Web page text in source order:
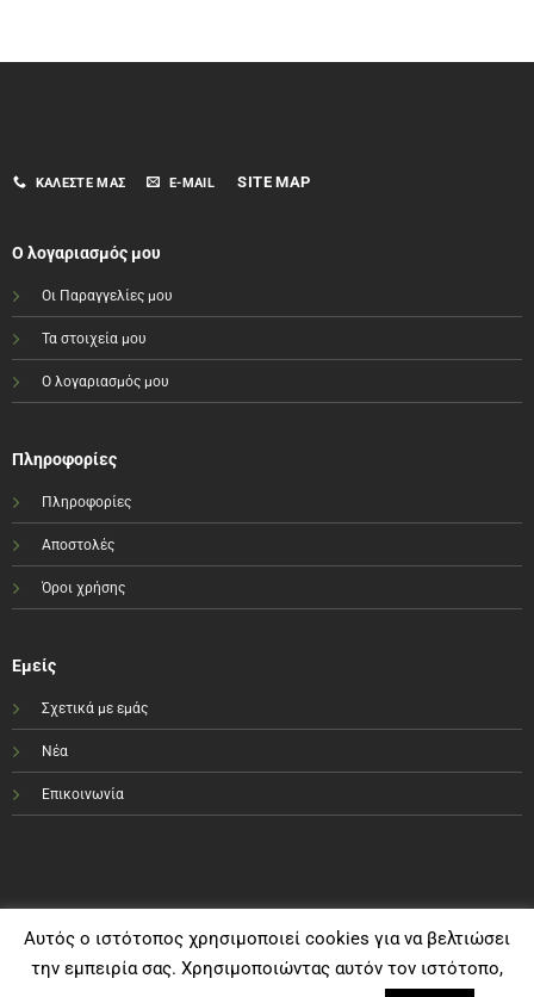
ΚΑΛΈΣΤΕ ΜΑΣ E-MAIL SITE MAP
Ο λογαριασμός μου
Οι Παραγγελίες μου
Τα στοιχεία μου
Ο λογαριασμός μου
Πληροφορίες
Πληροφορίες
Αποστολές
Όροι χρήσης
Εμείς
Σχετικά με εμάς
Νέα
Επικοινωνία
Αυτός ο ιστότοπος χρησιμοποιεί cookies για να βελτιώσει
την εμπειρία σας. Χρησιμοποιώντας αυτόν τον ιστότοπο,